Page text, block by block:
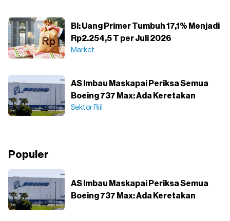
BI: Uang Primer Tumbuh 17,1% Menjadi
Rp2.254,5 T per Juli 2026
Market
AS Imbau Maskapai Periksa Semua
Boeing 737 Max: Ada Keretakan
Sektor Riil
Populer
AS Imbau Maskapai Periksa Semua
Boeing 737 Max: Ada Keretakan